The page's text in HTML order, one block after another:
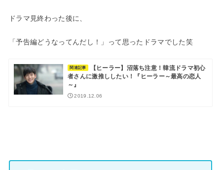
ドラマ見終わった後に、
「予告編どうなってんだし！」って思ったドラマでした笑
関連記事
【ヒーラー】沼落ち注意！韓流ドラマ初心
者さんに激推ししたい！『ヒーラー～最高の恋人
～』
2019.12.06